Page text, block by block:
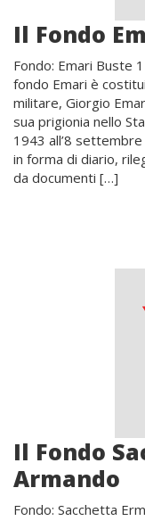
Il Fondo
Fondo: Emari Buste
fondo Emari è
militare, Giorgio
sua prigionia nello
1943 all’8
in forma di diario,
da documenti […]
Il Fondo
Armando
Fondo: Sacchetta